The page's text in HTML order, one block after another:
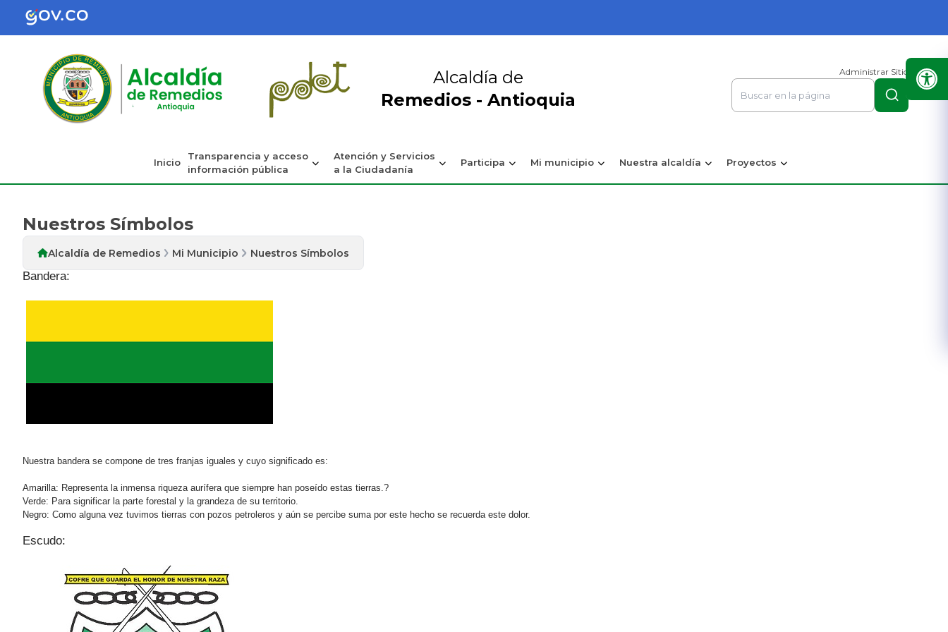
Alcaldía de
Remedios - Antioquia
Administrar Sitio
Inicio
Transparencia y acceso
información pública
Atención y Servicios
a la Ciudadanía
Participa Mi municipio Nuestra alcaldía Proyectos
Nuestros Símbolos
Alcaldía de Remedios Mi Municipio Nuestros Símbolos
Bandera:
Nuestra bandera se compone de tres franjas iguales y cuyo significado es:
Amarilla: Representa la inmensa riqueza aurífera que siempre han poseído estas tierras.?
Verde: Para significar la parte forestal y la grandeza de su territorio.
Negro: Como alguna vez tuvimos tierras con pozos petroleros y aún se percibe suma por este hecho se recuerda este dolor.
Escudo: